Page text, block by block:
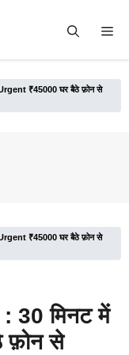
Urgent ₹45000 घर बैठे फ़ोन से
Urgent ₹45000 घर बैठे फ़ोन से
: 30 मिनट में
फ़ोन से